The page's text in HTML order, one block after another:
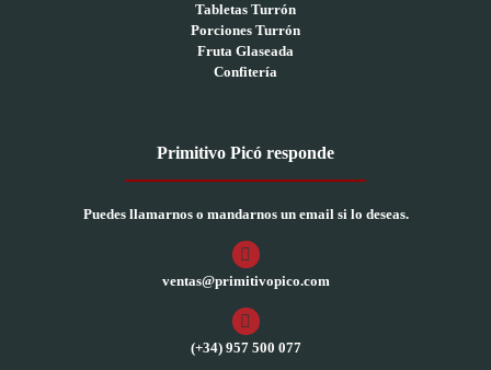
Tabletas Turrón
Porciones Turrón
Fruta Glaseada
Confitería
Primitivo Picó responde
Puedes llamarnos o mandarnos un email si lo deseas.
ventas@primitivopico.com
(+34) 957 500 077